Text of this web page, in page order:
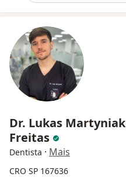
Dr. Lukas
Freitas
Dentista · Mais
CRO SP 167636